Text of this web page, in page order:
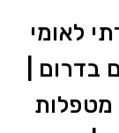
לאומי
בדרום |
מטפלות